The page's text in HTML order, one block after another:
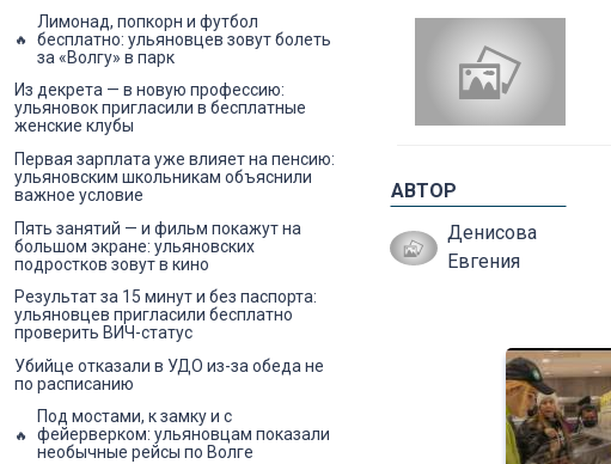
АВТОР
Денисова
Евгения
Лимонад, попкорн и футбол
бесплатно: ульяновцев зовут болеть
за «Волгу» в парк
Из декрета — в новую профессию:
ульяновок пригласили в бесплатные
женские клубы
Первая зарплата уже влияет на пенсию:
ульяновским школьникам объяснили
важное условие
Пять занятий — и фильм покажут на
большом экране: ульяновских
подростков зовут в кино
Результат за 15 минут и без паспорта:
ульяновцев пригласили бесплатно
проверить ВИЧ-статус
Убийце отказали в УДО из-за обеда не
по расписанию
Под мостами, к замку и с
фейерверком: ульяновцам показали
необычные рейсы по Волге